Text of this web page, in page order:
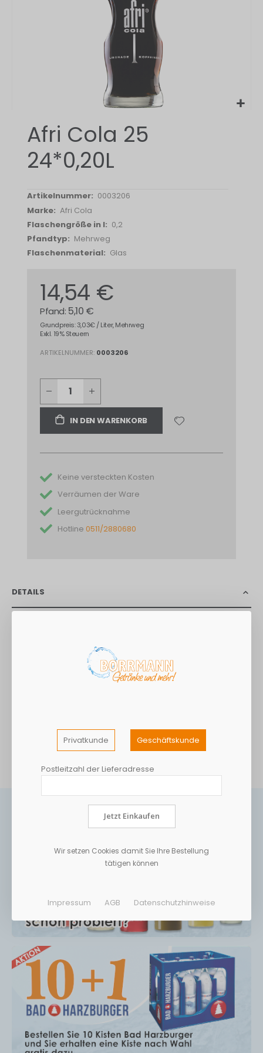
Anfang
Bildergalerie
springen
Afri Cola 25
24*0,20L
0003206
Afri Cola
0,2
Mehrweg
Glas
14,54 €
Grundpreis: 3,03€ / Liter, Mehrweg
5,10 €
Exkl. 19% Steuern
ARTIKELNUMMER 0003206
IN DEN WARENKORB
Keine versteckten Kosten
Verräumen der Ware
Leergutrücknahme
Hotline 0511/2880680
DETAILS
musst nicht hin. Mit 25 mg Koffein pro 100 ml wirst du zum
Vorbild des frühen Vogels. Ein Idol auf der Tanzfläche. Mach
die Nonnen wild! Spring auf die Boxen und scheiß auf die
Tiefen – nimm die Höhen mit! Tanze in den Morgen, durch den
MEHR INFORMATIONEN
Privatkunde Geschäftskunde
Postleitzahl der Lieferadresse
Jetzt Einkaufen
Wir setzen Cookies damit Sie Ihre Bestellung
tätigen können
Impressum AGB Datenschutzhinweise